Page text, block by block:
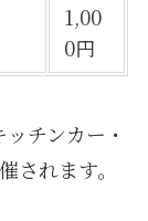
1,00
0円
チンカー・
されます。